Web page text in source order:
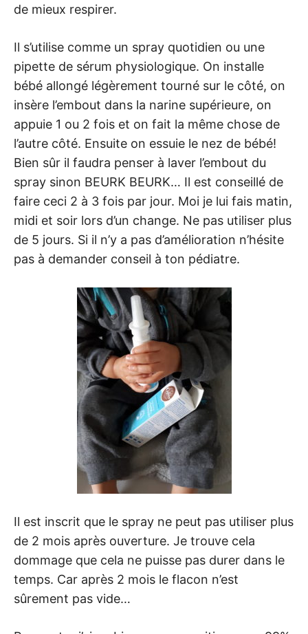
de mieux respirer.
Il s’utilise comme un spray quotidien ou une
pipette de sérum physiologique. On installe
bébé allongé légèrement tourné sur le côté, on
insère l’embout dans la narine supérieure, on
appuie 1 ou 2 fois et on fait la même chose de
l’autre côté. Ensuite on essuie le nez de bébé!
Bien sûr il faudra penser à laver l’embout du
spray sinon BEURK BEURK… Il est conseillé de
faire ceci 2 à 3 fois par jour. Moi je lui fais matin,
midi et soir lors d’un change. Ne pas utiliser plus
de 5 jours. Si il n’y a pas d’amélioration n’hésite
pas à demander conseil à ton pédiatre.
Il est inscrit que le spray ne peut pas utiliser plus
de 2 mois après ouverture. Je trouve cela
dommage que cela ne puisse pas durer dans le
temps. Car après 2 mois le flacon n’est
sûrement pas vide…